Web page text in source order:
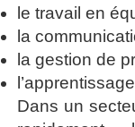
le travail en
la
la gestion de
Dans un